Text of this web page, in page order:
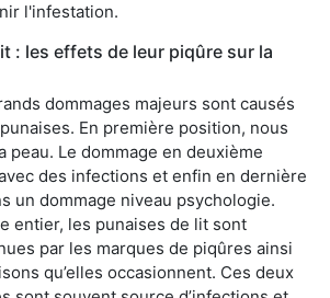
l'infestation.
: les effets de leur piqûre sur la
dommages majeurs sont causés
En première position, nous
peau. Le dommage en deuxième
des infections et enfin en dernière
un dommage niveau psychologie.
entier, les punaises de lit sont
par les marques de piqûres ainsi
qu’elles occasionnent. Ces deux